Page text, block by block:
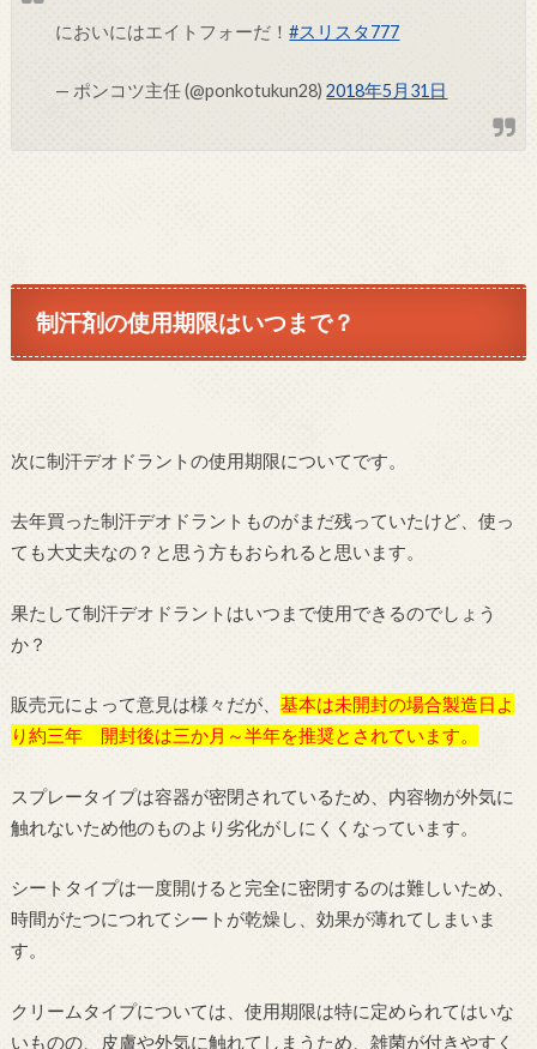
においにはエイトフォーだ！#スリスタ777
— ポンコツ主任 (@ponkotukun28)2018年5月31日
制汗剤の使用期限はいつまで？
次に制汗デオドラントの使用期限についてです。
去年買った制汗デオドラントものがまだ残っていたけど、使っ
ても大丈夫なの？と思う方もおられると思います。
果たして制汗デオドラントはいつまで使用できるのでしょう
か？
販売元によって意見は様々だが、 基本は未開封の場合製造日よ
り約三年 開封後は三か月～半年を推奨とされています。
スプレータイプは容器が密閉されているため、内容物が外気に
触れないため他のものより劣化がしにくくなっています。
シートタイプは一度開けると完全に密閉するのは難しいため、
時間がたつにつれてシートが乾燥し、効果が薄れてしまいま
す。
クリームタイプについては、使用期限は特に定められてはいな
いものの、皮膚や外気に触れてしまうため、雑菌が付きやすく